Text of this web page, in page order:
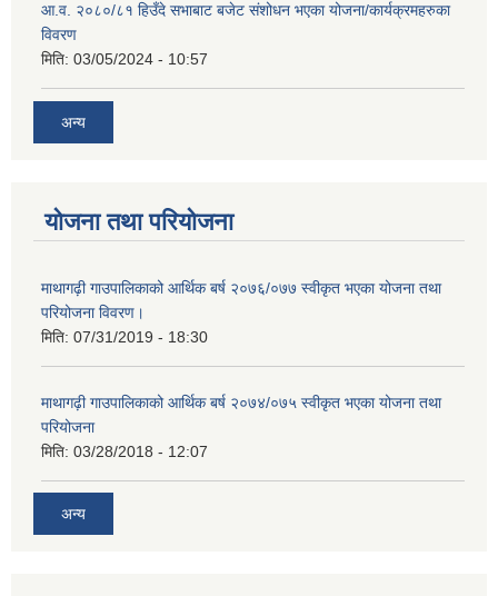
आ.व. २०८०/८१ हिउँदे सभाबाट बजेट संशोधन भएका योजना/कार्यक्रमहरुका
विवरण
मिति: 03/05/2024 - 10:57
अन्य
योजना तथा परियोजना
माथागढ़ी गाउपालिकाको आर्थिक बर्ष २०७६/०७७ स्वीकृत भएका योजना तथा
परियोजना विवरण।
मिति: 07/31/2019 - 18:30
माथागढ़ी गाउपालिकाको आर्थिक बर्ष २०७४/०७५ स्वीकृत भएका योजना तथा
परियोजना
मिति: 03/28/2018 - 12:07
अन्य